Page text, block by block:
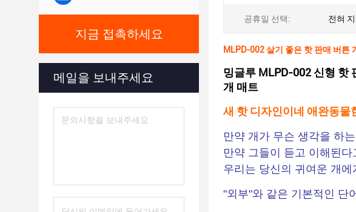
지금 접촉하세요
메일을 보내주세요
공휴일 선택: 전혀
MLPD-002 살기 좋은 핫 판매 버튼
밍글루 MLPD-002 신형 핫
개 매트
새 핫 디자인이네 애완동물
만약 개가 무슨 생각을 하
만약 그들이 듣고 이해된
우리는 당신의 귀여운 개
"외부"와 같은 기본적인 단